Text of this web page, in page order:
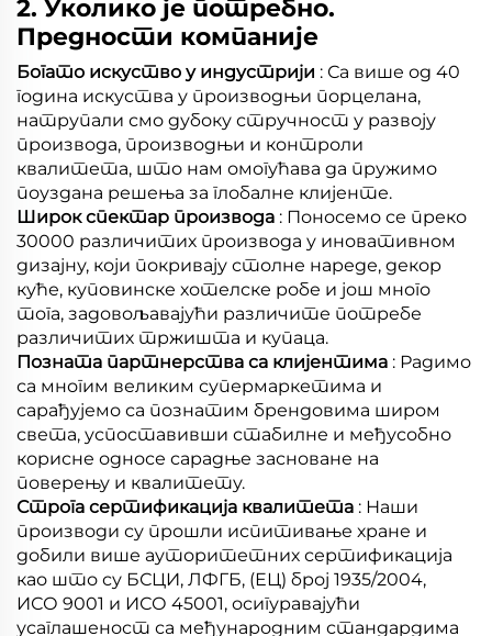
2. Уколико је потребно.
Предности компаније
Богато искуство у индустрији : Са више од 40
година искуства у производњи порцелана,
натрупали смо дубоку стручност у развоју
производа, производњи и контроли
квалитета, што нам омогућава да пружимо
поуздана решења за глобалне клијенте.
Широк спектар производа : Поносемо се преко
30000 различитих производа у иновативном
дизајну, који покривају столне нареде, декор
куће, куповинске хотелске робе и још много
тога, задовољавајући различите потребе
различитих тржишта и купаца.
Позната партнерства са клијентима : Радимо
са многим великим супермаркетима и
сарађујемо са познатим брендовима широм
света, успоставивши стабилне и међусобно
корисне односе сарадње засноване на
поверењу и квалитету.
Строга сертификација квалитета : Наши
производи су прошли испитивање хране и
добили више ауторитетних сертификација
као што су БСЦИ, ЛФГБ, (ЕЦ) број 1935/2004,
ИСО 9001 и ИСО 45001, осигуравајући
усаглашеност са међународним стандардима